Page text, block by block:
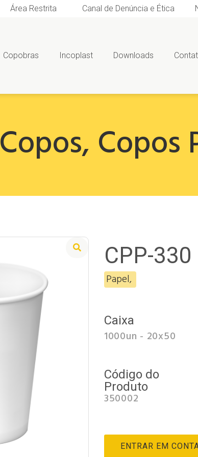
Área Restrita Canal de Denúncia e Ética
Copobras Incoplast Downloads
Copos, Copos
CPP-330
Papel,
Caixa
1000un - 20x50
Código do
Produto
350002
ENTRAR EM